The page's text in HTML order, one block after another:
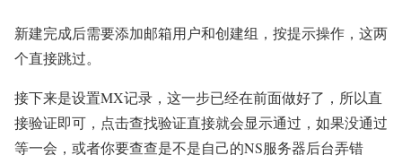
新建完成后需要添加邮箱用户和创建组，按提示操作，这两
个直接跳过。
接下来是设置MX记录，这一步已经在前面做好了，所以直
接验证即可，点击查找验证直接就会显示通过，如果没通过
等一会，或者你要查查是不是自己的NS服务器后台弄错